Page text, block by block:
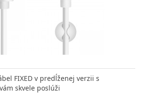
FIXED v predĺženej verzii s
skvele poslúži